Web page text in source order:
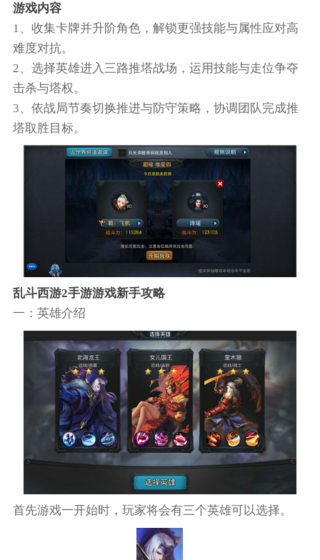
游戏内容
1、收集卡牌并升阶角色，解锁更强技能与属性应对高
难度对抗。
2、选择英雄进入三路推塔战场，运用技能与走位争夺
击杀与塔权。
3、依战局节奏切换推进与防守策略，协调团队完成推
塔取胜目标。
乱斗西游2手游游戏新手攻略
一：英雄介绍
首先游戏一开始时，玩家将会有三个英雄可以选择。